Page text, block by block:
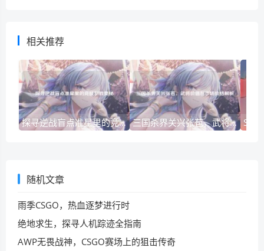
相关推荐
探寻逆战盲点准星里的竞技制胜奥秘 三国杀界关兴张苞，武将价值与市场价格解析
随机文章
雨季CSGO，热血逐梦进行时
绝地求生，探寻人机踪迹全指南
AWP无畏战神，CSGO赛场上的狙击传奇